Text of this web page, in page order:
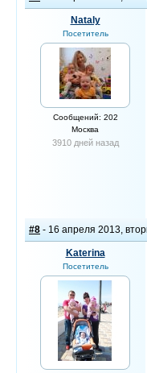
Nataly
Посетитель
Сообщений: 202
Москва
3910 дней назад
#8 - 16 апреля 2013,
Katerina
Посетитель